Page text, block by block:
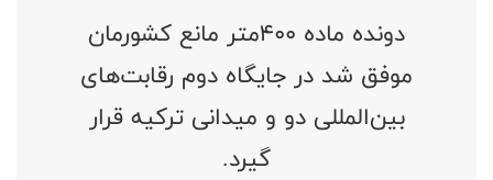
دونده ماده ۴۰۰متر مانع کشورمان
موفق شد در جایگاه دوم رقابت‌های
بین‌المللی دو و میدانی ترکیه قرار
گیرد.